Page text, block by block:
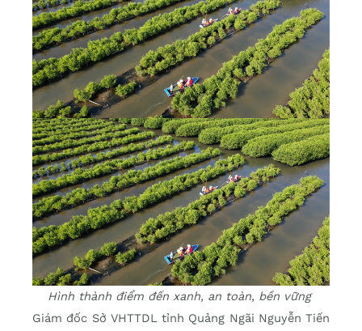
Hình thành điểm đến xanh, an toàn, bền vững
Giám đốc Sở VHTTDL tỉnh Quảng Ngãi Nguyễn Tiến